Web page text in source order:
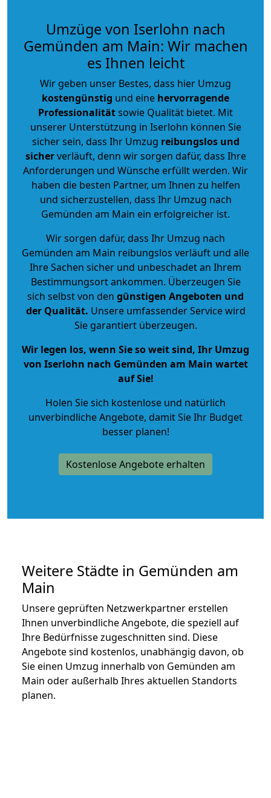
Umzüge von Iserlohn nach
Gemünden am Main: Wir machen
es Ihnen leicht
Wir geben unser Bestes, dass hier Umzug
kostengünstig und eine hervorragende
Professionalitätsowie Qualität bietet. Mit
unserer Unterstützung in Iserlohn können Sie
sicher sein, dass Ihr Umzug reibungslos und
sicherverläuft, denn wir sorgen dafür, dass Ihre
Anforderungen und Wünsche erfüllt werden. Wir
haben die besten Partner, um Ihnen zu helfen
und sicherzustellen, dass Ihr Umzug nach
Gemünden am Main ein erfolgreicher ist.
Wir sorgen dafür, dass Ihr Umzug nach
Gemünden am Main reibungslos verläuft und alle
Ihre Sachen sicher und unbeschadet an Ihrem
Bestimmungsort ankommen. Überzeugen Sie
sich selbst von den günstigen Angeboten und
der Qualität. Unsere umfassender Service wird
Sie garantiert überzeugen.
Wir legen los, wenn Sie so weit sind, Ihr Umzug
von Iserlohn nach Gemünden am Main wartet
auf Sie!
Holen Sie sich kostenlose und natürlich
unverbindliche Angebote, damit Sie Ihr Budget
besser planen!
Kostenlose Angebote erhalten
Weitere Städte in Gemünden am
Main
Unsere geprüften Netzwerkpartner erstellen
Ihnen unverbindliche Angebote, die speziell auf
Ihre Bedürfnisse zugeschnitten sind. Diese
Angebote sind kostenlos, unabhängig davon, ob
Sie einen Umzug innerhalb von Gemünden am
Main oder außerhalb Ihres aktuellen Standorts
planen.